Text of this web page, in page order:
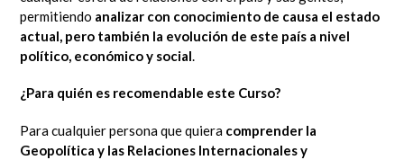
permitiendo analizar con conocimiento de causa el estado
actual, pero también la evolución de este país a nivel
político, económico y social.
¿Para quién es recomendable este Curso?
Para cualquier persona que quiera comprender la
Geopolítica y las Relaciones Internacionales y